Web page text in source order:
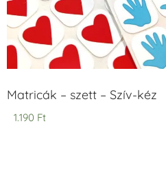
Matricák – szett – Szív-kéz
1.190 Ft